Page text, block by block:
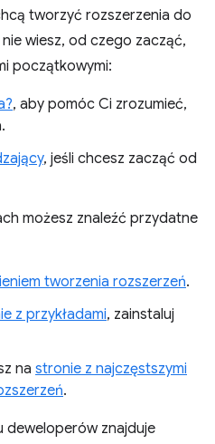
tworzyć rozszerzenia do
wiesz, od czego zacząć,
początkowymi:
, aby pomóc Ci zrozumieć,
, jeśli chcesz zacząć od
możesz znaleźć przydatne
tworzenia rozszerzeń.
z przykładami, zainstaluj
na stronie z najczęstszymi
.
deweloperów znajduje